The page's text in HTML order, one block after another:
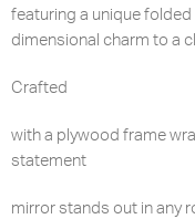
featuring a unique
dimensional charm to a
Crafted
with a plywood frame
statement
mirror stands out in any